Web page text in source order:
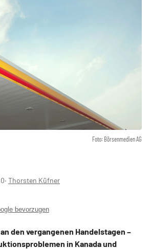
Foto: Börsenmedien AG
‧ Thorsten Küfner
bevorzugen
den vergangenen Handelstagen –
in Kanada und